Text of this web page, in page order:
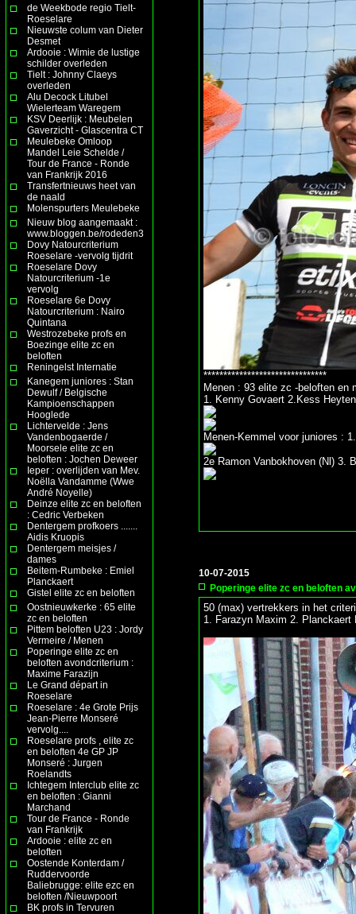
de Weekbode regio Tielt-
Roeselare
Nieuwste colum van Dieter
Desmet
Ardooie : Wimie de lustige
schilder overleden
Tielt : Johnny Claeys
overleden
Alu Decock Litubel
Wielerteam Waregem
KSV Deerlijk : Meubelen
Gaverzicht - Glascentra CT
Meulebeke Omloop
Mandel Leie Schelde /
Tour de France - Ronde
van Frankrijk 2016
Transfertnieuws heet van
de naald
Molenspurters Meulebeke
Nieuw blog aangemaakt :
www.bloggen.be/rodeden3
Dovy Natourcriterium
Roeselare -vervolg tijdrit
Roeselare Dovy
Natourcriterium -1e
vervolg
Roeselare 6e Dovy
Natourcriterium : Nairo
Quintana
Westrozebeke profs en
Boezinge elite zc en
beloften
Reningelst Internatie
Kanegem juniores : Stan
Dewulf / Belgische
Kampioenschappen
Hooglede
Lichtervelde : Jens
Vandenbogaerde /
Moorsele elite zc en
beloften : Jochen Deweer
Ieper : overlijden van Mev.
Noëlla Vandamme (Wwe
André Noyelle)
Deinze elite zc en beloften
: Cedric Verbeken
Dentergem profkoers .......
Aidis Kruopis
Dentergem meisjes /
dames
Beitem-Rumbeke : Emiel
Planckaert
Gistel elite zc en beloften
Oostnieuwkerke : 65 elite
zc en beloften
Pittem beloften U23 : Jordy
Vermeire / Menen
Poperinge elite zc en
beloften avondcriterium :
Maxime Farazijn
Le Grand départ in
Roeselare
Roeselare : 4e Grote Prijs
Jean-Pierre Monseré
vervolg....
Roeselare profs , elite zc
en beloften 4e GP JP
Monseré : Jurgen
Roelandts
Ichtegem Interclub elite zc
en beloften : Gianni
Marchand
Tour de France - Ronde
van Frankrijk
Ardooie : elite zc en
beloften
Oostende Konterdam /
Ruddervoorde
Baliebrugge: elite ezc en
beloften /Nieuwpoort
BK profs in Tervuren
*******************************
Menen : 93 elite zc -beloften en
1. Kenny Govaert 2.Kess
Menen-Kemmel voor juniores :
2e Ramon Vanbokhoven (Nl) 3.
10-07-2015
Poperinge elite zc en beloften
50 (max) vertrekkers in het
1. Farazyn Maxim 2. Planckaert